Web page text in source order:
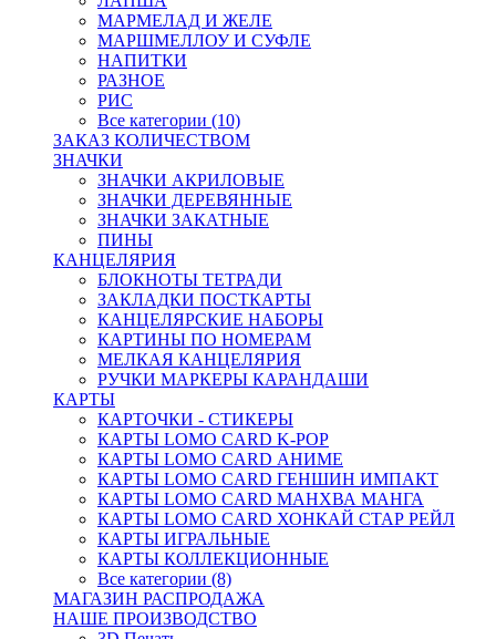
МАРМЕЛАД И ЖЕЛЕ
МАРШМЕЛЛОУ И СУФЛЕ
НАПИТКИ
РАЗНОЕ
РИС
Все категории (10)
ЗАКАЗ КОЛИЧЕСТВОМ
ЗНАЧКИ
ЗНАЧКИ АКРИЛОВЫЕ
ЗНАЧКИ ДЕРЕВЯННЫЕ
ЗНАЧКИ ЗАКАТНЫЕ
ПИНЫ
КАНЦЕЛЯРИЯ
БЛОКНОТЫ ТЕТРАДИ
ЗАКЛАДКИ ПОСТКАРТЫ
КАНЦЕЛЯРСКИЕ НАБОРЫ
КАРТИНЫ ПО НОМЕРАМ
МЕЛКАЯ КАНЦЕЛЯРИЯ
РУЧКИ МАРКЕРЫ КАРАНДАШИ
КАРТЫ
КАРТОЧКИ - СТИКЕРЫ
КАРТЫ LOMO CARD K-POP
КАРТЫ LOMO CARD АНИМЕ
КАРТЫ LOMO CARD ГЕНШИН ИМПАКТ
КАРТЫ LOMO CARD МАНХВА МАНГА
КАРТЫ LOMO CARD ХОНКАЙ СТАР РЕЙЛ
КАРТЫ ИГРАЛЬНЫЕ
КАРТЫ КОЛЛЕКЦИОННЫЕ
Все категории (8)
МАГАЗИН РАСПРОДАЖА
НАШЕ ПРОИЗВОДСТВО